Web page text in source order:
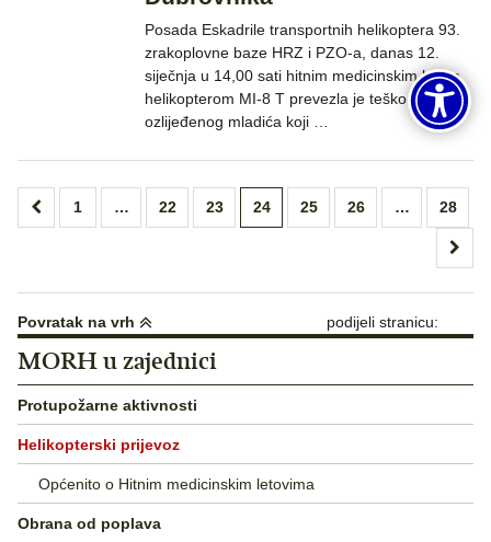
Posada Eskadrile transportnih helikoptera 93.
zrakoplovne baze HRZ i PZO-a, danas 12.
siječnja u 14,00 sati hitnim medicinskim letom
helikopterom MI-8 T prevezla je teško
ozlijeđenog mladića koji …
Brojevi
1 … 22 23 24 25 26 … 28
Povratak na vrh podijeli stranicu:
MORH u zajednici
Protupožarne aktivnosti
Helikopterski prijevoz
Općenito o Hitnim medicinskim letovima
Obrana od poplava